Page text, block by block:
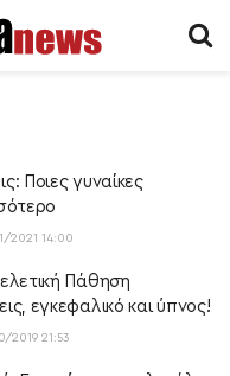
Ποιες γυναίκες
2021 14:00
Πάθηση
εγκεφαλικό και ύπνος!
2019 21:53